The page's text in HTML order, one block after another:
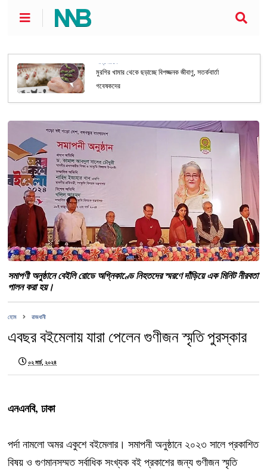
মুরগির খামার থেকে ছড়াচ্ছে বিপজ্জনক জীবাণু, সতর্কবার্তা
গবেষকদের
সমাপণী অনুষ্ঠানে বেইলি রোডে অগ্নিকাণ্ডে নিহতদের স্মরণে দাঁড়িয়ে এক মিনিট নীরবতা
পালন করা হয়।
হোম রাজধানী
এবছর বইমেলায় যারা পেলেন গুণীজন স্মৃতি পুরস্কার
০২ মার্চ, ২০২৪
এনএনবি, ঢাকা
পর্দা নামলো অমর একুশে বইমেলার। সমাপনী অনুষ্ঠানে ২০২৩ সালে প্রকাশিত
বিষয় ও গুণমানসম্মত সর্বাধিক সংখ্যক বই প্রকাশের জন্য গুণীজন স্মৃতি